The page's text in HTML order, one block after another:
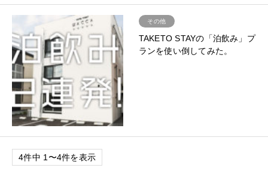
その他
TAKETO STAYの「泊飲み」プ
ランを使い倒してみた。
4件中 1〜4件を表示